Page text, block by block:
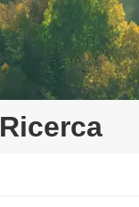
Ricerca